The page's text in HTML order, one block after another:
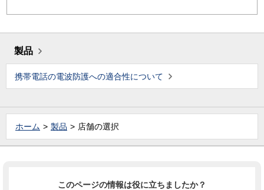
製品
携帯電話の電波防護への適合性について
ホーム 製品 店舗の選択
このページの情報は役に立ちましたか？